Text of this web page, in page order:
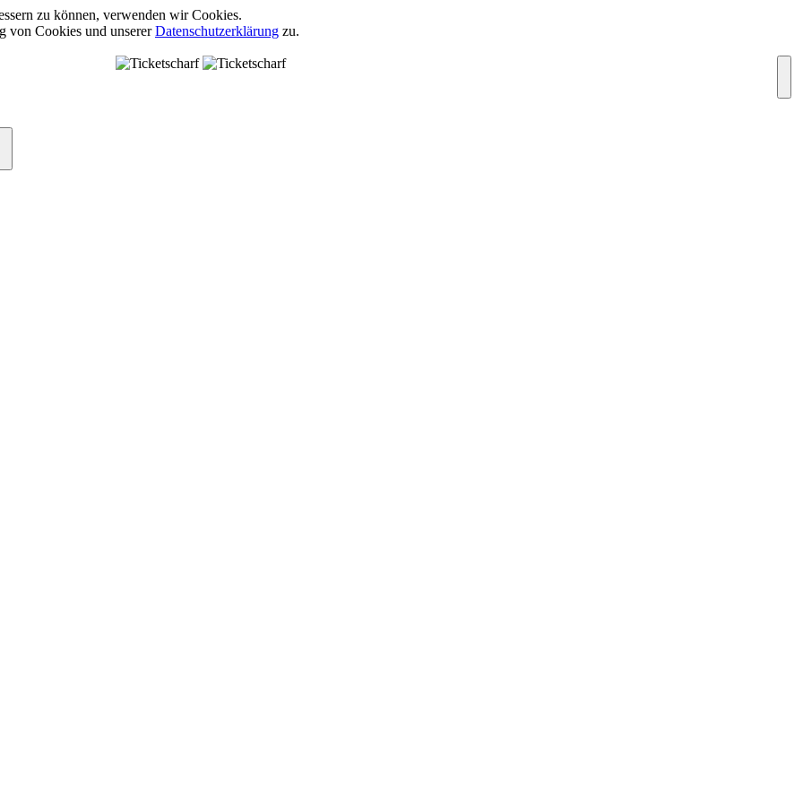
zu können, verwenden wir Cookies.
von Cookies und unsererDatenschutzerklärung zu.